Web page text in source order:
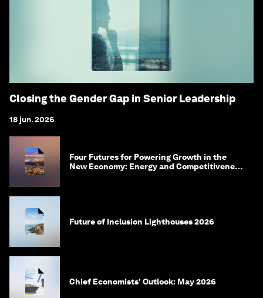
Closing the Gender Gap in Senior Leadership
18 jun. 2026
Four Futures for Powering Growth in the
New Economy: Energy and Competitiveness
Future of Inclusion Lighthouses 2026
Chief Economists' Outlook: May 2026